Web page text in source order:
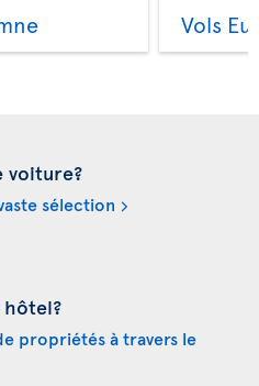
Vols
voiture?
sélection
hôtel?
propriétés à travers le